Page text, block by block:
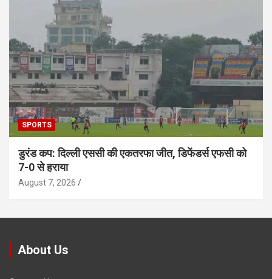
SPORTS
डुरंड कप: दिल्ली एससी की एकतरफा जीत, डिफेंडर्स एफसी को
7-0 से हराया
August 7, 2026
About Us